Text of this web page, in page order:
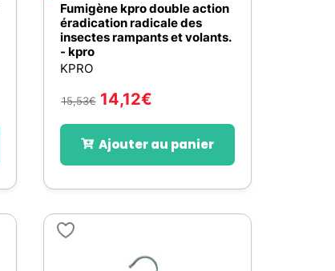
Fumigène kpro double action
éradication radicale des
insectes rampants et volants.
- kpro
KPRO
15,53€ 14,12€
Ajouter au panier